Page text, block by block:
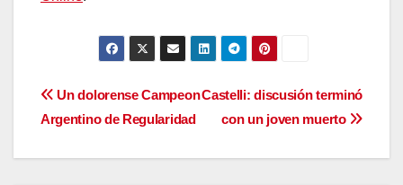
Navegación
de
Castelli: discusión terminó
con un joven muerto
Un dolorense Campeon
Argentino de Regularidad